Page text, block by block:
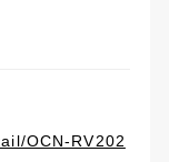
OCN-RV202